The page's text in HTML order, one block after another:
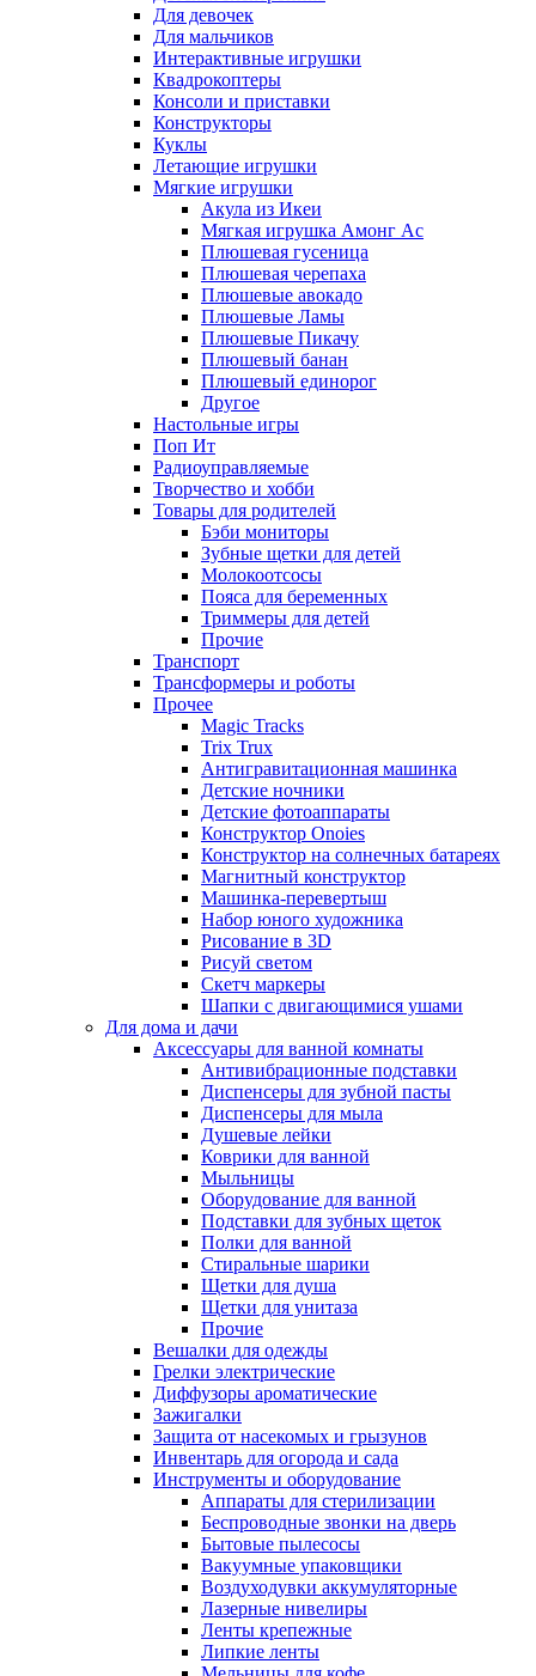
Для девочек
Для мальчиков
Интерактивные игрушки
Квадрокоптеры
Консоли и приставки
Конструкторы
Куклы
Летающие игрушки
Мягкие игрушки
Акула из Икеи
Мягкая игрушка Амонг Ас
Плюшевая гусеница
Плюшевая черепаха
Плюшевые авокадо
Плюшевые Ламы
Плюшевые Пикачу
Плюшевый банан
Плюшевый единорог
Другое
Настольные игры
Поп Ит
Радиоуправляемые
Творчество и хобби
Товары для родителей
Бэби мониторы
Зубные щетки для детей
Молокоотсосы
Пояса для беременных
Триммеры для детей
Прочие
Транспорт
Трансформеры и роботы
Прочее
Magic Tracks
Trix Trux
Антигравитационная машинка
Детские ночники
Детские фотоаппараты
Конструктор Onoies
Конструктор на солнечных батареях
Магнитный конструктор
Машинка-перевертыш
Набор юного художника
Рисование в 3D
Рисуй светом
Скетч маркеры
Шапки с двигающимися ушами
Для дома и дачи
Аксессуары для ванной комнаты
Антивибрационные подставки
Диспенсеры для зубной пасты
Диспенсеры для мыла
Душевые лейки
Коврики для ванной
Мыльницы
Оборудование для ванной
Подставки для зубных щеток
Полки для ванной
Стиральные шарики
Щетки для душа
Щетки для унитаза
Прочие
Вешалки для одежды
Грелки электрические
Диффузоры ароматические
Зажигалки
Защита от насекомых и грызунов
Инвентарь для огорода и сада
Инструменты и оборудование
Аппараты для стерилизации
Беспроводные звонки на дверь
Бытовые пылесосы
Вакуумные упаковщики
Воздуходувки аккумуляторные
Лазерные нивелиры
Ленты крепежные
Липкие ленты